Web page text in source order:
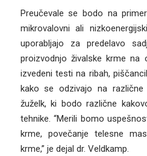
Preučevale se bodo na
mikrovalovni ali
uporabljajo za predelavo
proizvodnjo živalske krme na
izvedeni testi na ribah,
kako se odzivajo na
žuželk, ki bodo različne
tehnike. “Merili bomo
krme, povečanje telesne
krme,” je dejal dr. Veldkamp.